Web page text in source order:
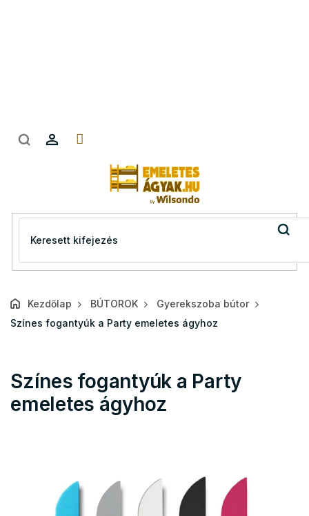
Kezdőlap BÚTOROK
Gyerekszoba bútor
Színes fogantyúk a Party emeletes ágyhoz
Színes fogantyúk a Party
emeletes ágyhoz